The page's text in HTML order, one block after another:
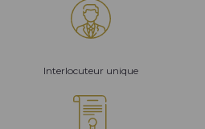
Interlocuteur unique